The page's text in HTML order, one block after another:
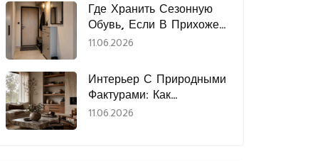
Где Хранить Сезонную
Обувь, Если В Прихожей
Нет Места
11.06.2026
Интерьер С Природными
Фактурами: Как
Использовать Дерево,
11.06.2026